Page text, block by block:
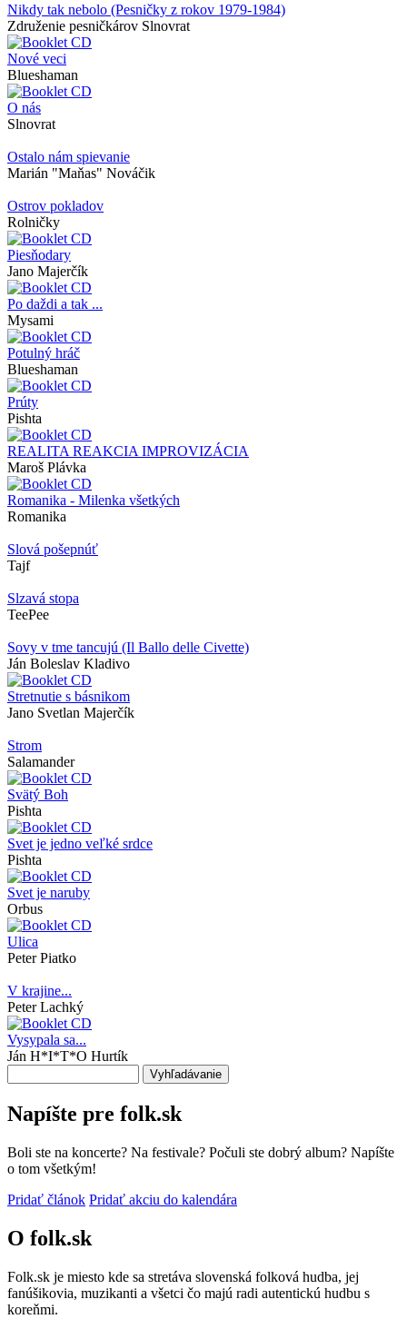
Nikdy tak nebolo (Pesničky z rokov 1979-1984)
Združenie pesničkárov Slnovrat
Nové veci
Blueshaman
O nás
Slnovrat
Ostalo nám spievanie
Marián "Maňas" Nováčik
Ostrov pokladov
Rolničky
Piesňodary
Jano Majerčík
Po daždi a tak ...
Mysami
Potulný hráč
Blueshaman
Prúty
Pishta
REALITA REAKCIA IMPROVIZÁCIA
Maroš Plávka
Romanika - Milenka všetkých
Romanika
Slová pošepnúť
Tajf
Slzavá stopa
TeePee
Sovy v tme tancujú (Il Ballo delle Civette)
Ján Boleslav Kladivo
Stretnutie s básnikom
Jano Svetlan Majerčík
Strom
Salamander
Svätý Boh
Pishta
Svet je jedno veľké srdce
Pishta
Svet je naruby
Orbus
Ulica
Peter Piatko
V krajine...
Peter Lachký
Vysypala sa...
Ján H*I*T*O Hurtík
Napíšte pre folk.sk
Boli ste na koncerte? Na festivale? Počuli ste dobrý album? Napíšte
o tom všetkým!
Pridať článok Pridať akciu do kalendára
O folk.sk
Folk.sk je miesto kde sa stretáva slovenská folková hudba, jej
fanúšikovia, muzikanti a všetci čo majú radi autentickú hudbu s
koreňmi.